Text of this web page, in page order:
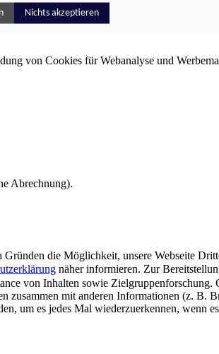
von Cookies für Webanalyse und
Abrechnung).
die Möglichkeit, unsere Webseite
näher informieren. Zur
von Inhalten sowie
zusammen mit anderen Informationen (z.
um es jedes Mal wiederzuerkennen, wenn
Nichts akzeptieren